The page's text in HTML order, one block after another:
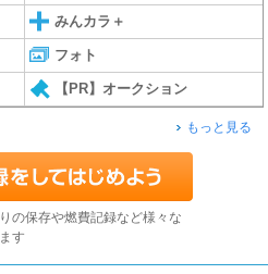
みんカラ＋
フォト
【PR】オークション
もっと見る
の保存や燃費記録など様々な
す